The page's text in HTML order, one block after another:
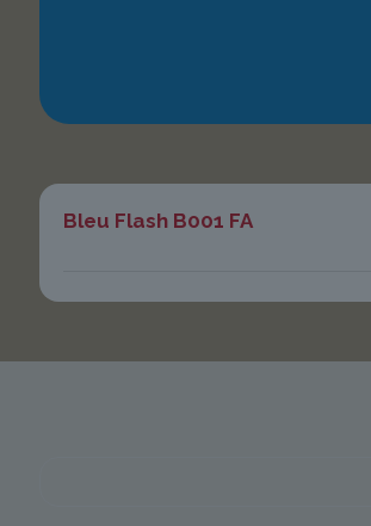
Bleu Flash B001 FA